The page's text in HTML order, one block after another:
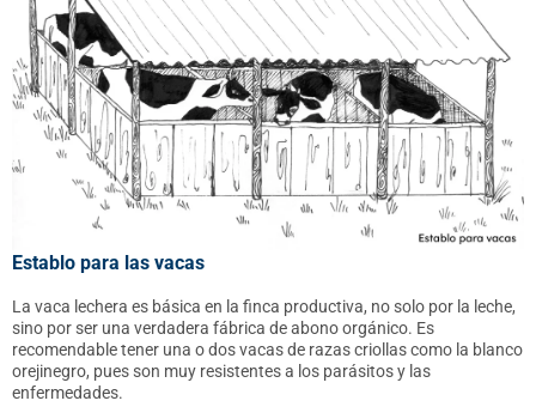
Establo para las vacas
La vaca lechera es básica en la finca productiva, no solo por la leche,
sino por ser una verdadera fábrica de abono orgánico. Es
recomendable tener una o dos vacas de razas criollas como la blanco
orejinegro, pues son muy resistentes a los parásitos y las
enfermedades.